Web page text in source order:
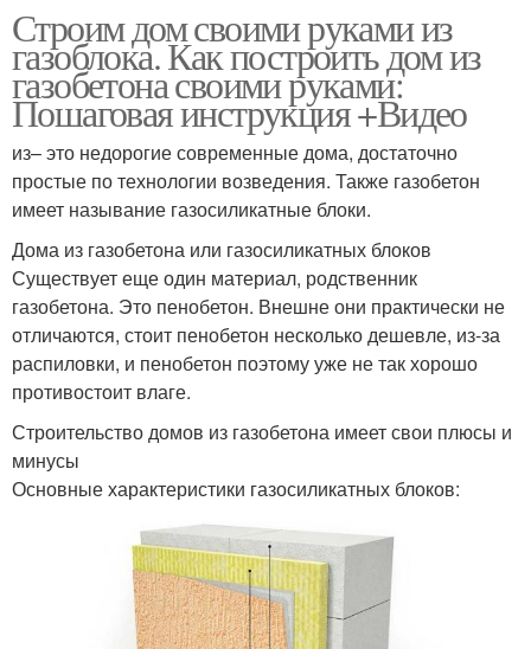
Строим дом своими руками из
газоблока. Как построить дом из
газобетона своими руками:
Пошаговая инструкция +Видео
из– это недорогие современные дома, достаточно
простые по технологии возведения. Также газобетон
имеет называние газосиликатные блоки.
Дома из газобетона или газосиликатных блоков
Существует еще один материал, родственник
газобетона. Это пенобетон. Внешне они практически не
отличаются, стоит пенобетон несколько дешевле, из-за
распиловки, и пенобетон поэтому уже не так хорошо
противостоит влаге.
Строительство домов из газобетона имеет свои плюсы и
минусы
Основные характеристики газосиликатных блоков: